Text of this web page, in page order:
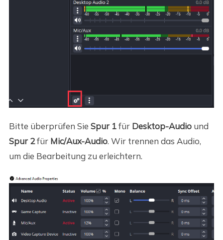
Bitte überprüfen Sie Spur 1für Desktop-Audiound
Spur 2für Mic/Aux-Audio. Wir trennen das Audio,
um die Bearbeitung zu erleichtern.